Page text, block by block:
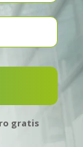
gratis